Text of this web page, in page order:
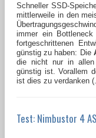
Schneller SSD-
mittlerweile in den
immer ein
fortgeschrittenen
günstig zu haben: Die
die nicht nur in allen
günstig ist. Vorallem
ist dies zu verdanken
Test: Nimbustor 4